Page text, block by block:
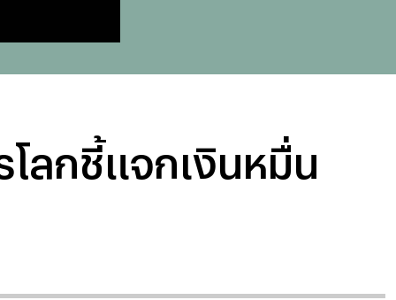
ลกชี้แจกเงินหมื่น